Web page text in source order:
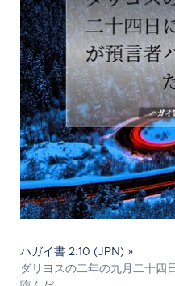
ハガイ書 2:10 (JPN) »
ダリヨスの二年の九月二十四